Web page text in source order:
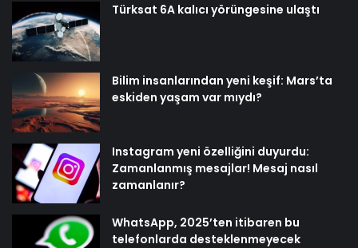
Türksat 6A kalıcı yörüngesine ulaştı
Bilim insanlarından yeni keşif: Mars’ta
eskiden yaşam var mıydı?
Instagram yeni özelliğini duyurdu:
Zamanlanmış mesajlar! Mesaj nasıl
zamanlanır?
WhatsApp, 2025’ten itibaren bu
telefonlarda desteklenmeyecek